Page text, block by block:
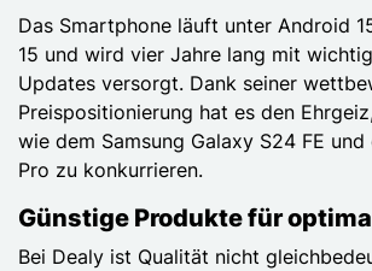
Das Smartphone läuft unter Android
15 und wird vier Jahre lang mit
Updates versorgt. Dank seiner
Preispositionierung hat es den
wie dem Samsung Galaxy S24 FE und
Pro zu konkurrieren.
Günstige Produkte für
Bei Dealy ist Qualität nicht